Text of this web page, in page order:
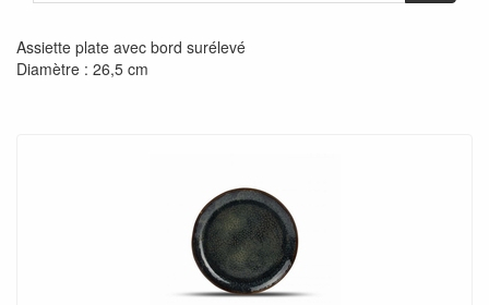
Assiette plate avec bord surélevé
Diamètre : 26,5 cm